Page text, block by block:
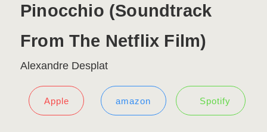
Pinocchio (Soundtrack
From The Netflix Film)
Alexandre Desplat
Apple amazon Spotify